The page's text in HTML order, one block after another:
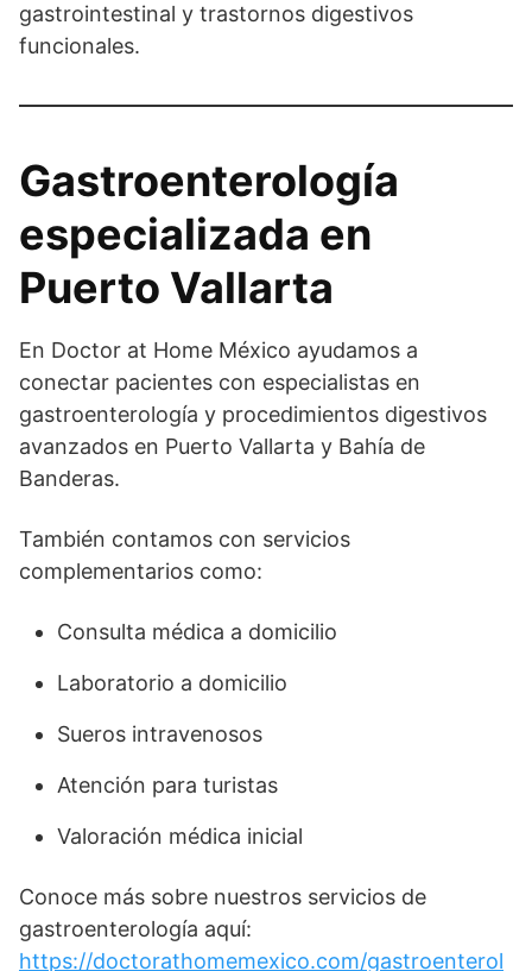
gastrointestinal y trastornos digestivos
funcionales.
Gastroenterología
especializada en
Puerto Vallarta
En Doctor at Home México ayudamos a
conectar pacientes con especialistas en
gastroenterología y procedimientos digestivos
avanzados en Puerto Vallarta y Bahía de
Banderas.
También contamos con servicios
complementarios como:
Consulta médica a domicilio
Laboratorio a domicilio
Sueros intravenosos
Atención para turistas
Valoración médica inicial
Conoce más sobre nuestros servicios de
gastroenterología aquí:
https://doctorathomemexico.com/gastroenterol